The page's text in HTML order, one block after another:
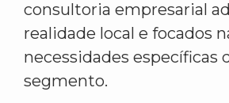
consultoria empresarial
realidade local e focados
necessidades específicas
segmento.